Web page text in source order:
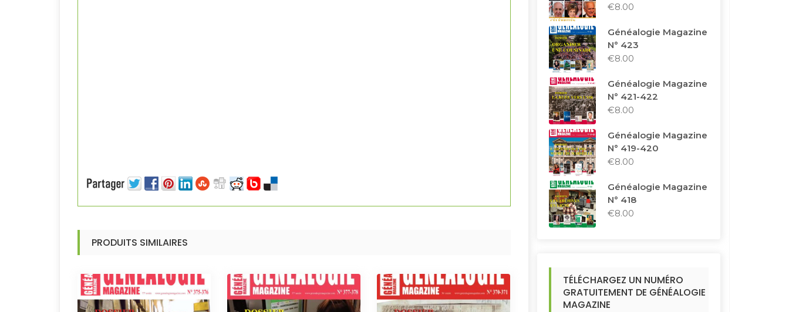
PRODUITS SIMILAIRES
€8.00
Généalogie Magazine
N° 423
€8.00
Généalogie Magazine
N° 421-422
€8.00
Généalogie Magazine
N° 419-420
€8.00
Généalogie Magazine
N° 418
€8.00
TÉLÉCHARGEZ UN NUMÉRO
GRATUITEMENT DE GÉNÉALOGIE
MAGAZINE